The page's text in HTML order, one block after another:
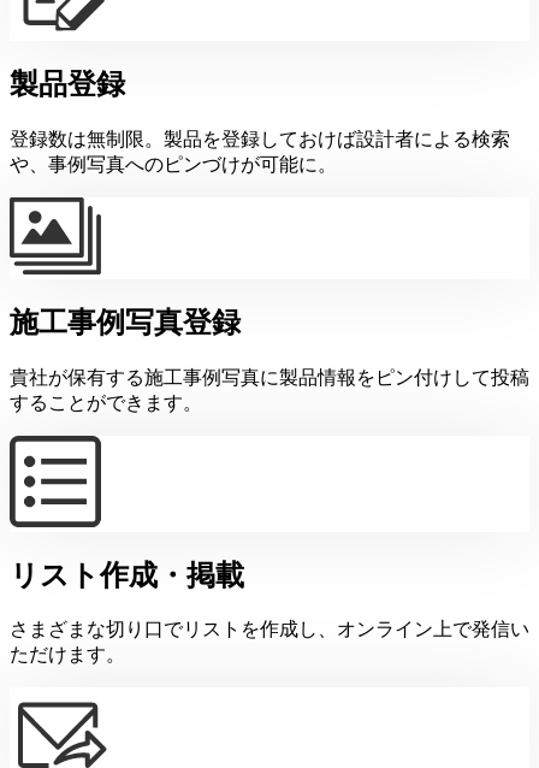
製品登録
登録数は無制限。製品を登録しておけば設計者による検索
や、事例写真へのピンづけが可能に。
施工事例写真登録
貴社が保有する施工事例写真に製品情報をピン付けして投稿
することができます。
リスト作成・掲載
さまざまな切り口でリストを作成し、オンライン上で発信い
ただけます。